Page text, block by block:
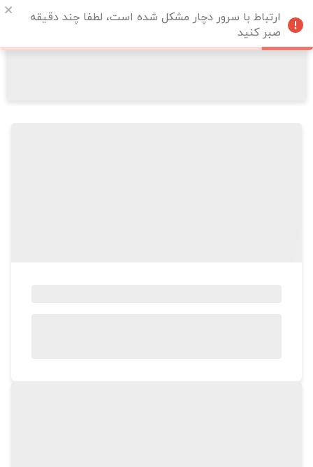
ارتباط با سرور دچار مشکل شده است، لطفا چند دقیقه
صبر کنید